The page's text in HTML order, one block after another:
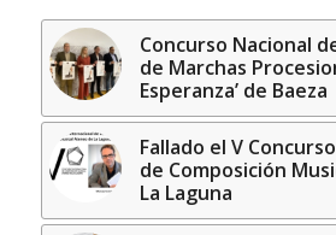
Concurso Nacional
de Marchas
Esperanza’ de Baeza
Fallado el V
de Composición
La Laguna